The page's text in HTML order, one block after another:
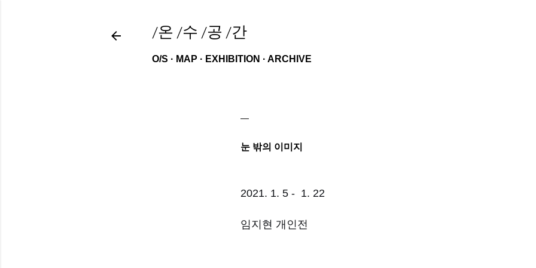
/온 /수 /공 /간
O/S MAP EXHIBITION ARCHIVE
눈 밖의 이미지
2021. 1. 5 - 1. 22
임지현 개인전